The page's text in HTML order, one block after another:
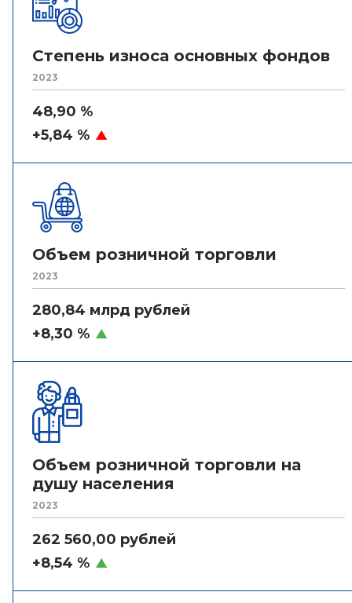
Степень износа основных фондов
2023
48,90 %
+5,84 %
Объем розничной торговли
2023
280,84 млрд рублей
+8,30 %
Объем розничной торговли на
душу населения
2023
262 560,00 рублей
+8,54 %